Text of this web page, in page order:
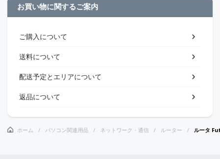
お買い物に関するご案内
ご購入について
送料について
配送予定とエリアについて
返品について
ホーム パソコン関連用品 ネットワーク・通信 ルーター ルータ